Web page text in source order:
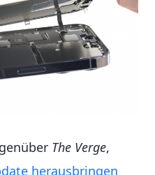
The Verge,
herausbringen